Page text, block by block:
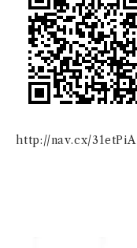
http://nav.cx/31etPiA